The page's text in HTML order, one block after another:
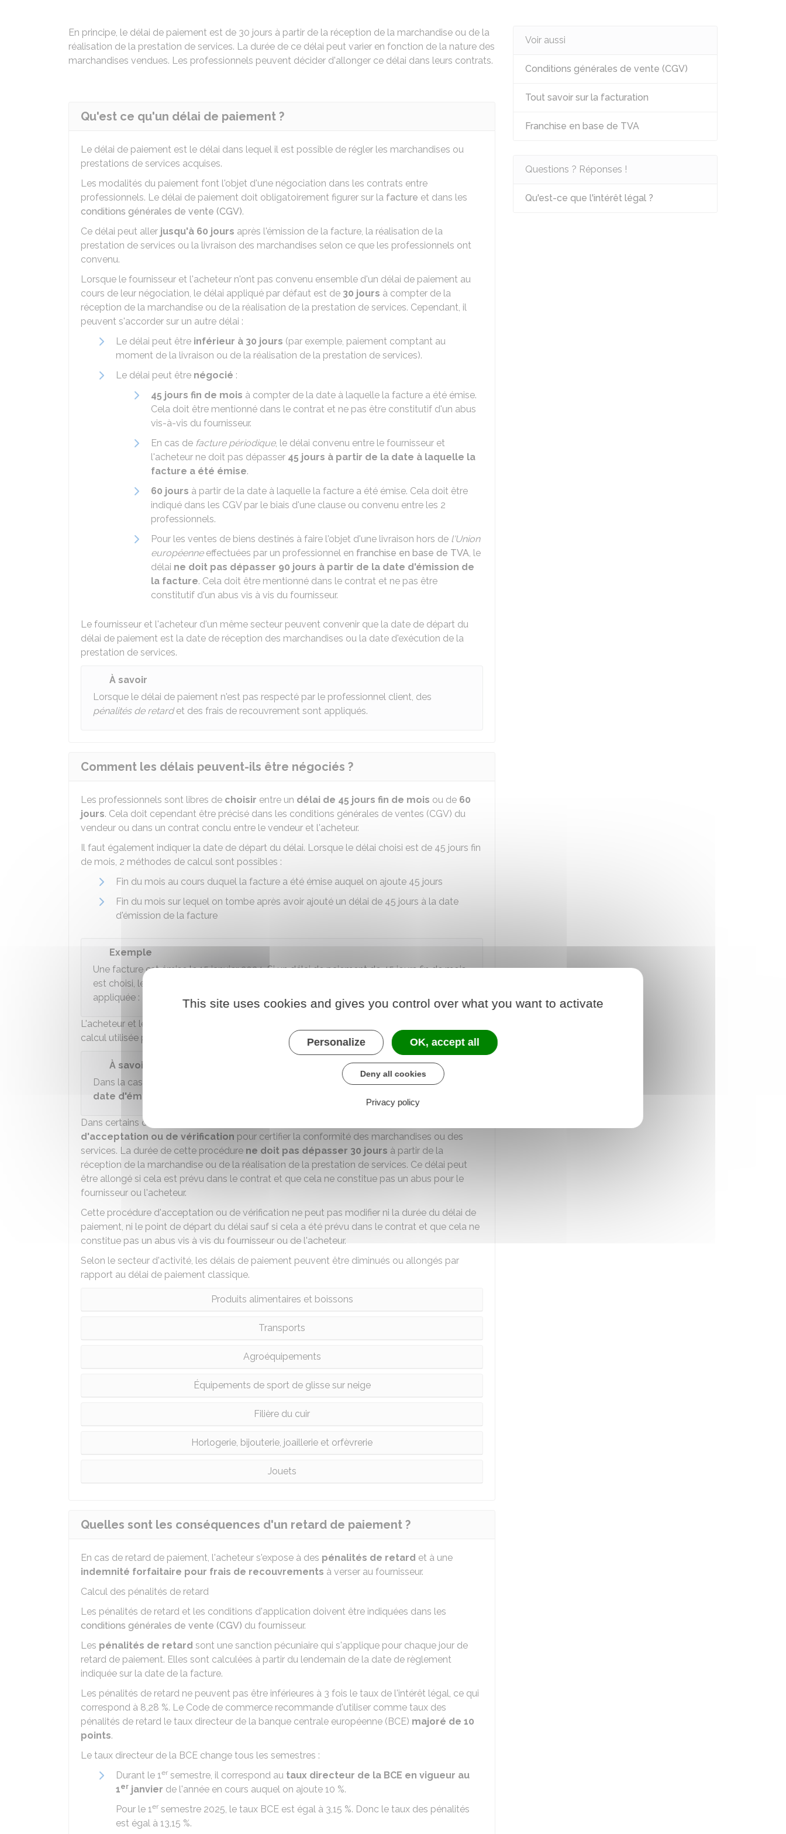
En principe, le délai de paiement est de 30 jours à partir de la réception de la marchandise ou de la
réalisation de la prestation de services. La durée de ce délai peut varier en fonction de la nature des
marchandises vendues. Les professionnels peuvent décider d'allonger ce délai dans leurs contrats.
Qu'est ce qu'un délai de paiement ?
Le délai de paiement est le délai dans lequel il est possible de régler les marchandises ou
prestations de services acquises.
Les modalités du paiement font l'objet d'une négociation dans les contrats entre
professionnels. Le délai de paiement doit obligatoirement figurer sur la facture et dans les
conditions générales de vente (CGV).
Ce délai peut aller jusqu'à 60 jours après l'émission de la facture, la réalisation de la
prestation de services ou la livraison des marchandises selon ce que les professionnels ont
convenu.
Lorsque le fournisseur et l'acheteur n'ont pas convenu ensemble d'un délai de paiement au
cours de leur négociation, le délai appliqué par défaut est de 30 jours à compter de la
réception de la marchandise ou de la réalisation de la prestation de services. Cependant, il
peuvent s'accorder sur un autre délai :
Le délai peut être inférieur à 30 jours (par exemple, paiement comptant au
moment de la livraison ou de la réalisation de la prestation de services).
Le délai peut être négocié :
45 jours fin de mois à compter de la date à laquelle la facture a été émise.
Cela doit être mentionné dans le contrat et ne pas être constitutif d'un abus
vis-à-vis du fournisseur.
En cas de facture périodique, le délai convenu entre le fournisseur et
l'acheteur ne doit pas dépasser 45 jours à partir de la date à laquelle la
facture a été émise.
60 jours à partir de la date à laquelle la facture a été émise. Cela doit être
indiqué dans les CGV par le biais d'une clause ou convenu entre les 2
professionnels.
Pour les ventes de biens destinés à faire l'objet d'une livraison hors de l'Union
européenneeffectuées par un professionnel en franchise en base de TVA, le
délai ne doit pas dépasser 90 jours à partir de la date d'émission de
la facture. Cela doit être mentionné dans le contrat et ne pas être
constitutif d'un abus vis à vis du fournisseur.
Le fournisseur et l'acheteur d'un même secteur peuvent convenir que la date de départ du
délai de paiement est la date de réception des marchandises ou la date d'exécution de la
prestation de services.
À savoir
Lorsque le délai de paiement n'est pas respecté par le professionnel client, des
pénalités de retardet des frais de recouvrement sont appliqués.
Comment les délais peuvent-ils être négociés ?
Les professionnels sont libres de choisir entre un délai de 45 jours fin de mois ou de 60
jours. Cela doit cependant être précisé dans les conditions générales de ventes (CGV) du
vendeur ou dans un contrat conclu entre le vendeur et l'acheteur.
Il faut également indiquer la date de départ du délai. Lorsque le délai choisi est de 45 jours fin
de mois, 2 méthodes de calcul sont possibles :
Fin du mois au cours duquel la facture a été émise auquel on ajoute 45 jours
Fin du mois sur lequel on tombe après avoir ajouté un délai de 45 jours à la date
d'émission de la facture
Exemple
Une facture est émise le 15 janvier 2024. Si un délai de paiement de 45 jours fin de mois
est choisi, le délai prendra fin à une date différente selon la méthode de calcul
appliquée :
L'acheteur et le fournisseur doivent au préalable
calcul utilisée pour éviter les confusions.
À savoir
Dans la cas des
, le délai maximum est de45 jours à partir de la
date d'émission de la facture
Dans certains cas, les professionnels peuvent décider de
d'acceptation ou de vérification pour certifier la conformité des marchandises ou des
services. La durée de cette procédure ne doit pas dépasser 30 jours à partir de la
réception de la marchandise ou de la réalisation de la prestation de services. Ce délai peut
être allongé si cela est prévu dans le contrat et que cela ne constitue pas un abus pour le
fournisseur ou l'acheteur.
Cette procédure d'acceptation ou de vérification ne peut pas modifier ni la durée du délai de
paiement, ni le point de départ du délai sauf si cela a été prévu dans le contrat et que cela ne
constitue pas un abus vis à vis du fournisseur ou de l'acheteur.
Selon le secteur d'activité, les délais de paiement peuvent être diminués ou allongés par
rapport au délai de paiement classique.
Produits alimentaires et boissons
Transports
Agroéquipements
Équipements de sport de glisse sur neige
Filière du cuir
Horlogerie, bijouterie, joaillerie et orfèvrerie
Jouets
Quelles sont les conséquences d'un retard de paiement ?
En cas de retard de paiement, l'acheteur s'expose à des pénalités de retard et à une
indemnité forfaitaire pour frais de recouvrements à verser au fournisseur.
Calcul des pénalités de retard
Les pénalités de retard et les conditions d'application doivent être indiquées dans les
conditions générales de vente (CGV) du fournisseur.
Les pénalités de retard sont une sanction pécuniaire qui s'applique pour chaque jour de
retard de paiement. Elles sont calculées à partir du lendemain de la date de règlement
indiquée sur la date de la facture.
Les pénalités de retard ne peuvent pas être inférieures à 3 fois le taux de l'intérêt légal, ce qui
correspond à 8,28 %. Le Code de commerce recommande d'utiliser comme taux des
pénalités de retard le taux directeur de la banque centrale européenne (BCE) majoré de 10
points.
Le taux directeur de la BCE change tous les semestres :
Durant le 1er semestre, il correspond au taux directeur de la BCE en vigueur au
1er janvier de l'année en cours auquel on ajoute 10 %.
Pour le 1er semestre 2025, le taux BCE est égal à 3,15 %. Donc le taux des pénalités
est égal à 13,15 %.
Voir aussi
Conditions générales de vente (CGV)
Tout savoir sur la facturation
Franchise en base de TVA
Questions ? Réponses !
Qu'est-ce que l'intérêt légal ?
This site uses cookies and gives you control over what you want to activate
Personalize OK, accept all
Deny all cookies
Privacy policy